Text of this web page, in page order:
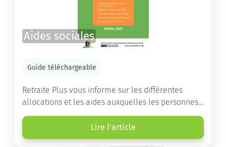
Aides sociales
Guide téléchargeable
Retraite Plus vous informe sur les différentes
allocations et les aides auxquelles les personnes
âgées ont droit pour financer un séjour en maison
de retraite ou un maintien à domicile.
Lire l'article